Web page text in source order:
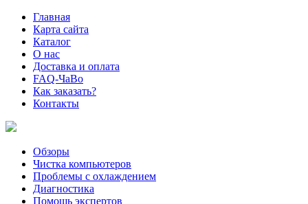
Главная
Карта сайта
Каталог
О нас
Доставка и оплата
FAQ-ЧаВо
Как заказать?
Контакты
Обзоры
Чистка компьютеров
Проблемы с охлаждением
Диагностика
Помощь экспертов